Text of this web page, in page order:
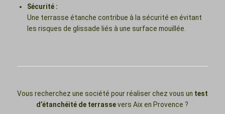
Sécurité :
Une terrasse étanche contribue à la sécurité en évitant
les risques de glissade liés à une surface mouillée.
Vous recherchez une société pour réaliser chez vous un test
d’étanchéité de terrassevers Aix en Provence ?